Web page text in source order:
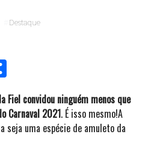
Destaque
Fiel convidou ninguém menos que
Carnaval 2021. É isso mesmo!A
seja uma espécie de amuleto da